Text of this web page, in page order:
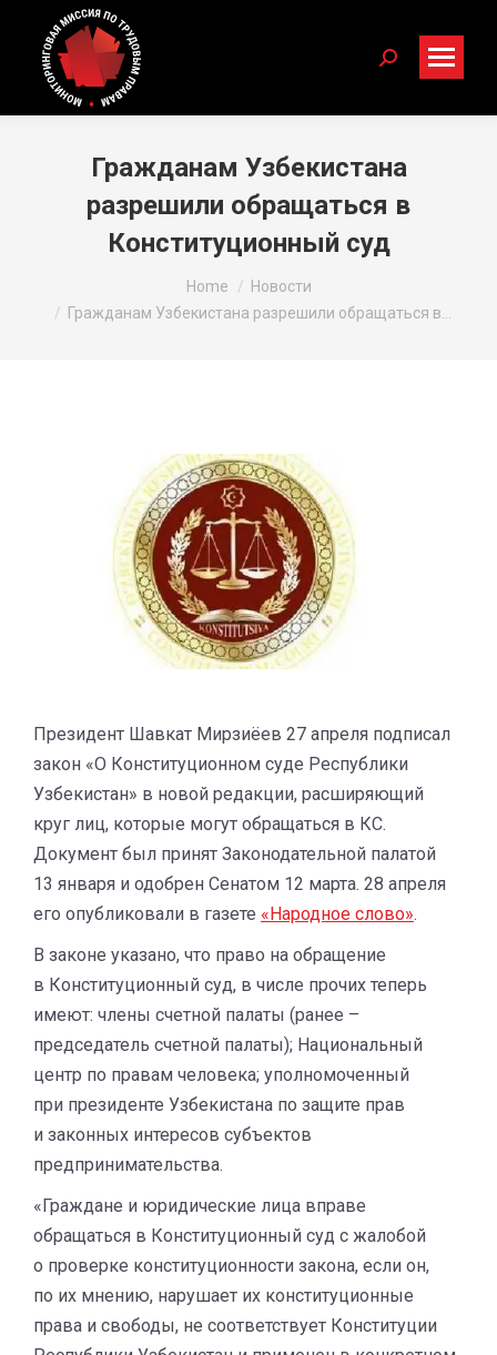
Search:
Гражданам Узбекистана
разрешили обращаться в
Конституционный суд
Home
Новости
Гражданам Узбекистана разрешили обращаться в…
Президент Шавкат Мирзиёев 27 апреля подписал
закон «О Конституционном суде Республики
Узбекистан» в новой редакции, расширяющий
круг лиц, которые могут обращаться в КС.
Документ был принят Законодательной палатой
13 января и одобрен Сенатом 12 марта. 28 апреля
его опубликовали в газете «Народное слово».
В законе указано, что право на обращение
в Конституционный суд, в числе прочих теперь
имеют: члены счетной палаты (ранее –
председатель счетной палаты); Национальный
центр по правам человека; уполномоченный
при президенте Узбекистана по защите прав
и законных интересов субъектов
предпринимательства.
«Граждане и юридические лица вправе
обращаться в Конституционный суд с жалобой
о проверке конституционности закона, если он,
по их мнению, нарушает их конституционные
права и свободы, не соответствует Конституции